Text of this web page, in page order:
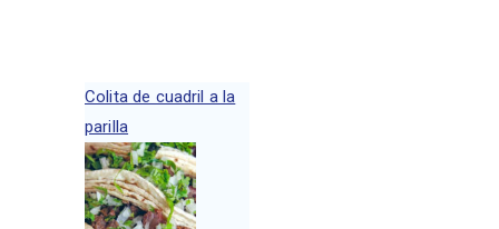
Colita de cuadril a la
parilla